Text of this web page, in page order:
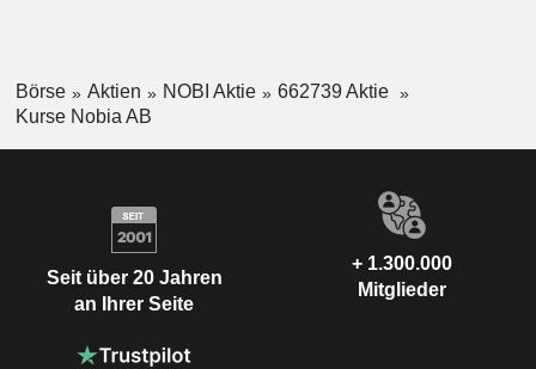
Börse Aktien NOBI Aktie
662739 Aktie
Kurse Nobia AB
Seit über 20 Jahren
an Ihrer Seite
+ 1.300.000
Mitglieder